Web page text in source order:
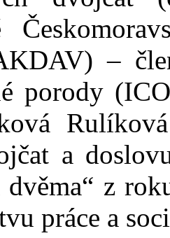
–
porody
a
dvěma“ z
práce a